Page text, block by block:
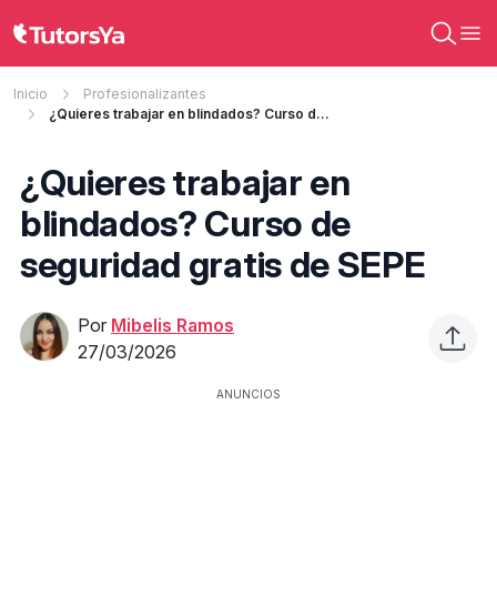
Inicio
Profesionalizantes
¿Quieres trabajar en blindados? Curso de seguridad gratis de SEPE
¿Quieres trabajar en
blindados? Curso de
seguridad gratis de SEPE
Por Mibelis Ramos
27/03/2026
ANUNCIOS